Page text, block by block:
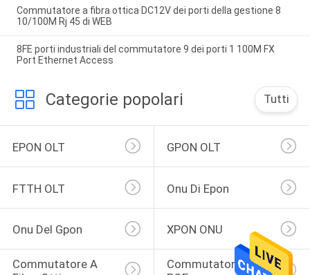
Commutatore a fibra ottica DC12V dei porti della gestione 8
10/100M Rj 45 di WEB
8FE porti industriali del commutatore 9 dei porti 1 100M FX
Port Ethernet Access
Categorie popolari Tutti
EPON OLT GPON OLT
FTTH OLT Onu Di Epon
Onu Del Gpon XPON ONU
Commutatore A
Commutatore Di